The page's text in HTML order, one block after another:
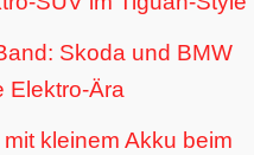
Skoda und BMW
Elektro-Ära
kleinem Akku beim